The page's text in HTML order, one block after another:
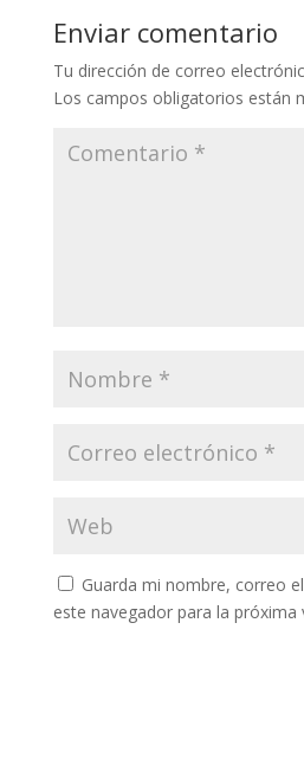
Enviar comentario
Tu dirección de correo
Los campos obligatorios están
Guarda mi nombre, correo
este navegador para la próxima